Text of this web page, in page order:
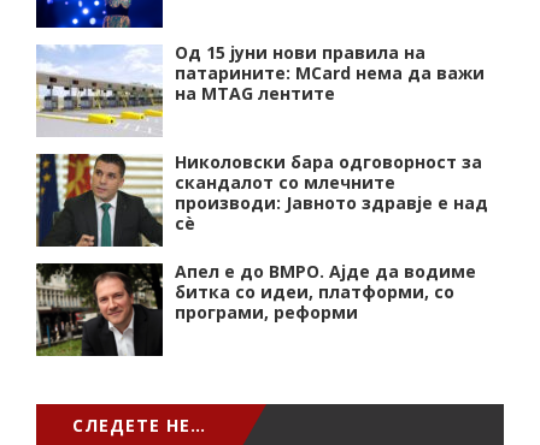
Од 15 јуни нови правила на
патарините: MCard нема да важи
на MTAG лентите
Николовски бара одговорност за
скандалот со млечните
производи: Јавното здравје е над
сѐ
Апел е до ВМРО. Ајде да водиме
битка со идеи, платформи, со
програми, реформи
СЛЕДЕТЕ НЕ…